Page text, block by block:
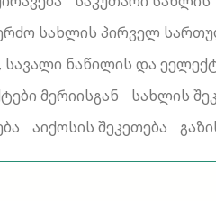
სახლის პირველ
, სავალი ნაწილის და
მერიისგან
სახლის
აიქოსის შეკეთება